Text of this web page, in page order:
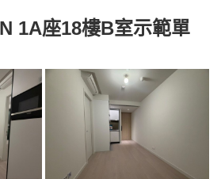
1A座18樓B室示範單